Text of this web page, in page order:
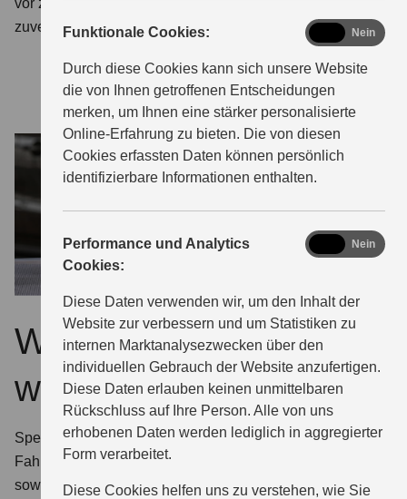
Funktionale Cookies:
Durch diese Cookies kann sich unsere Website
die von Ihnen getroffenen Entscheidungen
merken, um Ihnen eine stärker personalisierte
Online-Erfahrung zu bieten. Die von diesen
Cookies erfassten Daten können persönlich
identifizierbare Informationen enthalten.
functional
Nein
Performance und Analytics
Cookies:
Diese Daten verwenden wir, um den Inhalt der
Website zur verbessern und um Statistiken zu
internen Marktanalysezwecken über den
individuellen Gebrauch der Website anzufertigen.
Diese Daten erlauben keinen unmittelbaren
Rückschluss auf Ihre Person. Alle von uns
erhobenen Daten werden lediglich in aggregierter
Form verarbeitet.
Diese Cookies helfen uns zu verstehen, wie Sie
analyticsNein
zuverlässig bleibt, wie Sie es von Suzuki gewohnt sind.
Warum ECSTAR
wählen?
Speziell für Suzuki entwickelt. Bei uns finden Sie für jeden
Fahrzeugtyp das optimal geeignete ECSTAR Motoröl
sowie die komplette Serie zertifizierter ECSTAR